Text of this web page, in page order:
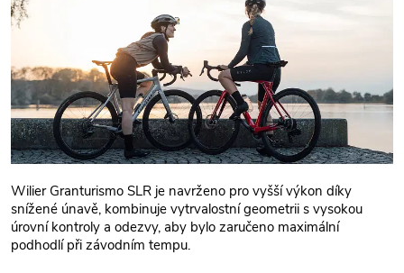
Wilier Granturismo SLR je navrženo pro vyšší výkon díky
snížené únavě, kombinuje vytrvalostní geometrii s vysokou
úrovní kontroly a odezvy, aby bylo zaručeno maximální
podhodlí při závodním tempu.